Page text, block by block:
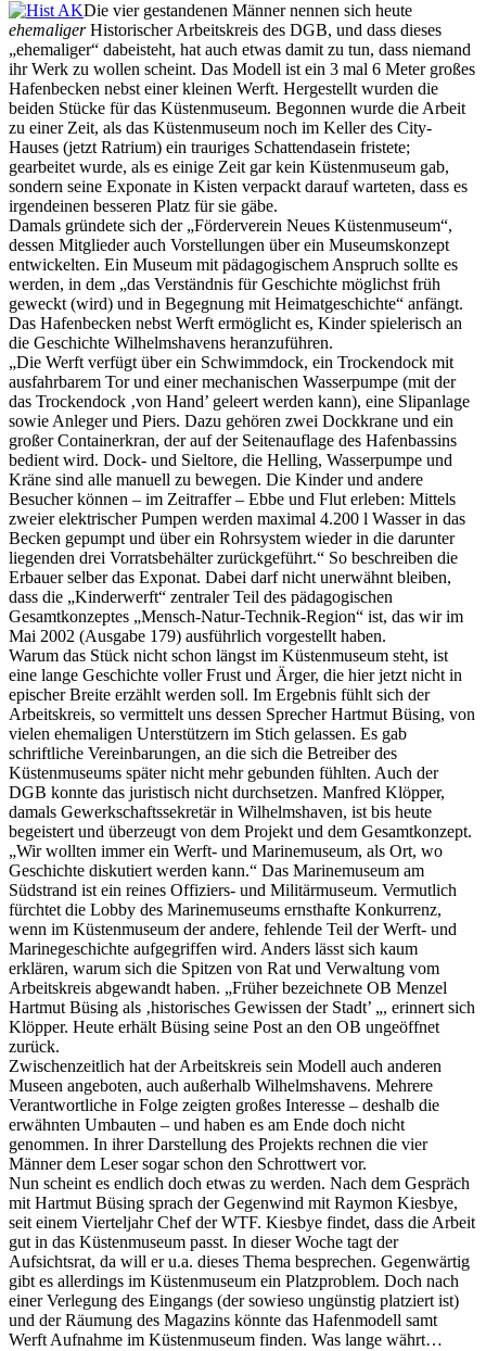
Die vier gestandenen Männer nennen sich heute
ehemaligerHistorischer Arbeitskreis des DGB, und dass dieses
„ehemaliger“ dabeisteht, hat auch etwas damit zu tun, dass niemand
ihr Werk zu wollen scheint. Das Modell ist ein 3 mal 6 Meter großes
Hafenbecken nebst einer kleinen Werft. Hergestellt wurden die
beiden Stücke für das Küstenmuseum. Begonnen wurde die Arbeit
zu einer Zeit, als das Küstenmuseum noch im Keller des City-
Hauses (jetzt Ratrium) ein trauriges Schattendasein fristete;
gearbeitet wurde, als es einige Zeit gar kein Küstenmuseum gab,
sondern seine Exponate in Kisten verpackt darauf warteten, dass es
irgendeinen besseren Platz für sie gäbe.
Damals gründete sich der „Förderverein Neues Küstenmuseum“,
dessen Mitglieder auch Vorstellungen über ein Museumskonzept
entwickelten. Ein Museum mit pädagogischem Anspruch sollte es
werden, in dem „das Verständnis für Geschichte möglichst früh
geweckt (wird) und in Begegnung mit Heimatgeschichte“ anfängt.
Das Hafenbecken nebst Werft ermöglicht es, Kinder spielerisch an
die Geschichte Wilhelmshavens heranzuführen.
„Die Werft verfügt über ein Schwimmdock, ein Trockendock mit
ausfahrbarem Tor und einer mechanischen Wasserpumpe (mit der
das Trockendock ‚von Hand’ geleert werden kann), eine Slipanlage
sowie Anleger und Piers. Dazu gehören zwei Dockkrane und ein
großer Containerkran, der auf der Seitenauflage des Hafenbassins
bedient wird. Dock- und Sieltore, die Helling, Wasserpumpe und
Kräne sind alle manuell zu bewegen. Die Kinder und andere
Besucher können – im Zeitraffer – Ebbe und Flut erleben: Mittels
zweier elektrischer Pumpen werden maximal 4.200 l Wasser in das
Becken gepumpt und über ein Rohrsystem wieder in die darunter
liegenden drei Vorratsbehälter zurückgeführt.“ So beschreiben die
Erbauer selber das Exponat. Dabei darf nicht unerwähnt bleiben,
dass die „Kinderwerft“ zentraler Teil des pädagogischen
Gesamtkonzeptes „Mensch-Natur-Technik-Region“ ist, das wir im
Mai 2002 (Ausgabe 179) ausführlich vorgestellt haben.
Warum das Stück nicht schon längst im Küstenmuseum steht, ist
eine lange Geschichte voller Frust und Ärger, die hier jetzt nicht in
epischer Breite erzählt werden soll. Im Ergebnis fühlt sich der
Arbeitskreis, so vermittelt uns dessen Sprecher Hartmut Büsing, von
vielen ehemaligen Unterstützern im Stich gelassen. Es gab
schriftliche Vereinbarungen, an die sich die Betreiber des
Küstenmuseums später nicht mehr gebunden fühlten. Auch der
DGB konnte das juristisch nicht durchsetzen. Manfred Klöpper,
damals Gewerkschaftssekretär in Wilhelmshaven, ist bis heute
begeistert und überzeugt von dem Projekt und dem Gesamtkonzept.
„Wir wollten immer ein Werft- und Marinemuseum, als Ort, wo
Geschichte diskutiert werden kann.“ Das Marinemuseum am
Südstrand ist ein reines Offiziers- und Militärmuseum. Vermutlich
fürchtet die Lobby des Marinemuseums ernsthafte Konkurrenz,
wenn im Küstenmuseum der andere, fehlende Teil der Werft- und
Marinegeschichte aufgegriffen wird. Anders lässt sich kaum
erklären, warum sich die Spitzen von Rat und Verwaltung vom
Arbeitskreis abgewandt haben. „Früher bezeichnete OB Menzel
Hartmut Büsing als ‚historisches Gewissen der Stadt’ „, erinnert sich
Klöpper. Heute erhält Büsing seine Post an den OB ungeöffnet
zurück.
Zwischenzeitlich hat der Arbeitskreis sein Modell auch anderen
Museen angeboten, auch außerhalb Wilhelmshavens. Mehrere
Verantwortliche in Folge zeigten großes Interesse – deshalb die
erwähnten Umbauten – und haben es am Ende doch nicht
genommen. In ihrer Darstellung des Projekts rechnen die vier
Männer dem Leser sogar schon den Schrottwert vor.
Nun scheint es endlich doch etwas zu werden. Nach dem Gespräch
mit Hartmut Büsing sprach der Gegenwind mit Raymon Kiesbye,
seit einem Vierteljahr Chef der WTF. Kiesbye findet, dass die Arbeit
gut in das Küstenmuseum passt. In dieser Woche tagt der
Aufsichtsrat, da will er u.a. dieses Thema besprechen. Gegenwärtig
gibt es allerdings im Küstenmuseum ein Platzproblem. Doch nach
einer Verlegung des Eingangs (der sowieso ungünstig platziert ist)
und der Räumung des Magazins könnte das Hafenmodell samt
Werft Aufnahme im Küstenmuseum finden. Was lange währt…